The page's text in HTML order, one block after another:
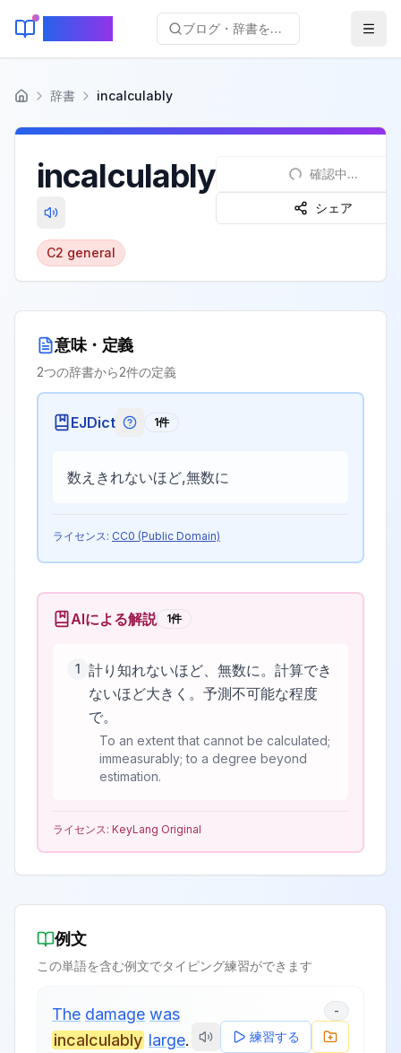
ブログ・辞書を検索...
ホーム 辞書 incalculably
incalculably
C2 general
確認中...
シェア
意味・定義
2つの辞書から2件の定義
EJDict EJDictの記号説明
1件
数えきれないほど,無数に
ライセンス: CC0 (Public Domain)
AIによる解説 1件
1 計り知れないほど、無数に。計算でき
ないほど大きく。予測不可能な程度
で。
To an extent that cannot be calculated;
immeasurably; to a degree beyond
estimation.
ライセンス: KeyLang Original
例文
この単語を含む例文でタイピング練習ができます
The damage was
incalculably large.
-
練習する